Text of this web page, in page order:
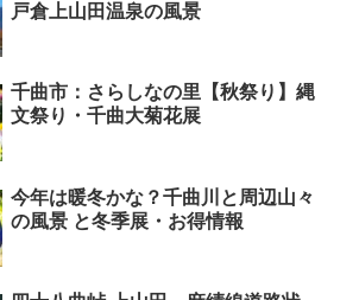
戸倉上山田温泉の風景
千曲市：さらしなの里【秋祭り】縄
文祭り・千曲大菊花展
今年は暖冬かな？千曲川と周辺山々
の風景 と冬季展・お得情報